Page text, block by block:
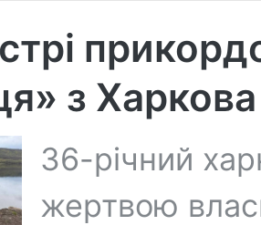
з Харкова
36-річний
жертвою